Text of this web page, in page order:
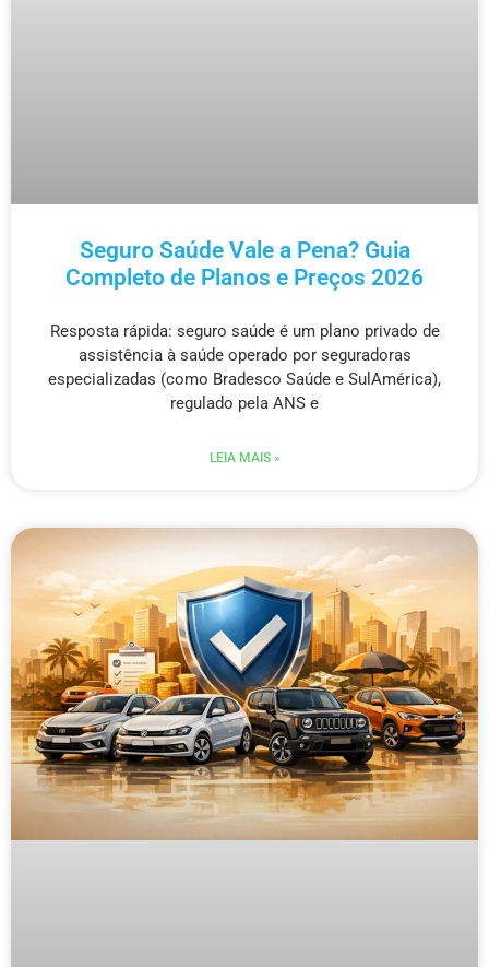
Seguro Saúde Vale a Pena? Guia
Completo de Planos e Preços 2026
Resposta rápida: seguro saúde é um plano privado de
assistência à saúde operado por seguradoras
especializadas (como Bradesco Saúde e SulAmérica),
regulado pela ANS e
LEIA MAIS »